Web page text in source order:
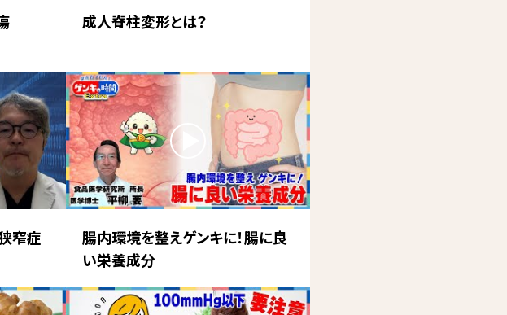
成人脊柱変形とは？
窄症
腸内環境を整えゲンキに！腸に良
い栄養成分